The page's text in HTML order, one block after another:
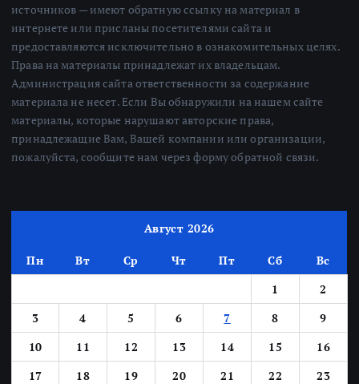
источников — имеют обратную ссылку на материал в
интернете или присланы посетителями сайта и
предоставляются исключительно в ознакомительных целях.
Права на материалы принадлежат их владельцам.
Администрация сайта ответственности за содержание
материала не несет. Если Вы обнаружили на нашем сайте
материалы, которые нарушают авторские права,
принадлежащие Вам, Вашей компании или организации,
пожалуйста, сообщите нам через форму обратной связи.
Август 2026
Пн Вт Ср Чт Пт Сб
Вс
1
2
3
4 5 6 7 8
9
10
11 12 13 14 15
16
17
18 19 20 21 22
23